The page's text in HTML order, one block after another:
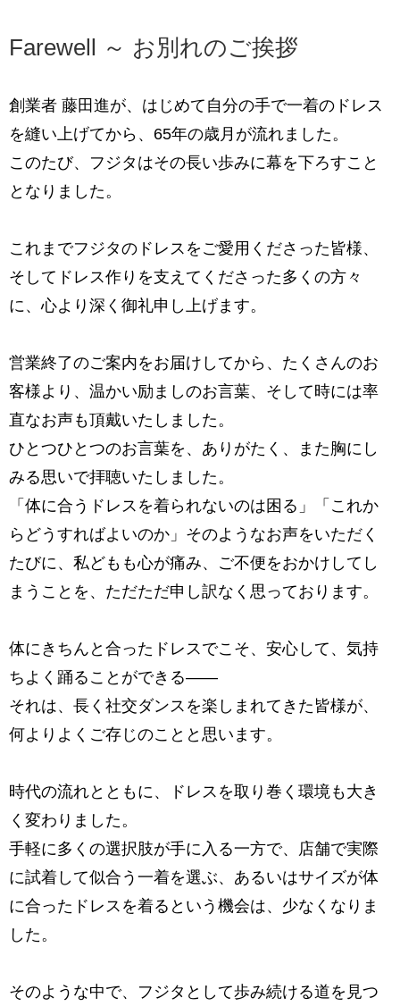
Farewell ～ お別れのご挨拶
創業者 藤田進が、はじめて自分の手で一着のドレス
を縫い上げてから、 65年の歳月が流れました。
このたび、フジタはその長い歩みに幕を下ろすこと
となりました。
これまでフジタのドレスをご愛用くださった皆様、
そして ドレス作りを支えてくださった多くの方々
に、心より深く御礼申し上げます。
営業終了のご案内をお届けしてから、たくさんのお
客様より、 温かい励ましのお言葉、そして時には率
直なお声も頂戴いたしました。
ひとつひとつのお言葉を、ありがたく、また胸にし
みる思いで拝聴いたしました。
「体に合うドレスを着られないのは困る」「これか
らどうすればよいのか」 そのようなお声をいただく
たびに、私どもも心が痛み、 ご不便をおかけしてし
まうことを、ただただ申し訳なく思っております。
体にきちんと合ったドレスでこそ、安心して、気持
ちよく踊ることができる――
それは、長く社交ダンスを楽しまれてきた皆様が、
何よりよくご存じのことと思います。
時代の流れとともに、ドレスを取り巻く環境も大き
く変わりました。
手軽に多くの選択肢が手に入る一方で、店舗で実際
に試着して似合う一着を選ぶ、 あるいはサイズが体
に合ったドレスを着るという機会は、少なくなりま
した。
そのような中で、フジタとして歩み続ける道を見つ